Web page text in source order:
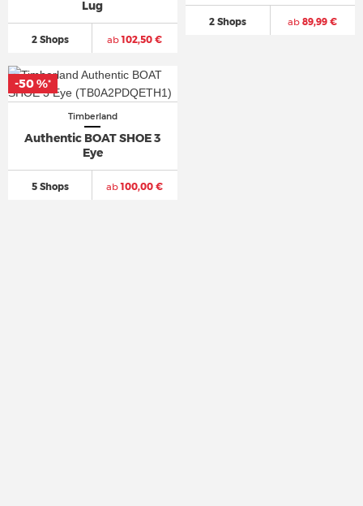
Lug
2 Shops ab102,50 €
2 Shops ab 89,99 €
Timberland
Authentic BOAT SHOE 3
Eye
5 Shops ab100,00 €
-50 %*
-50 %*